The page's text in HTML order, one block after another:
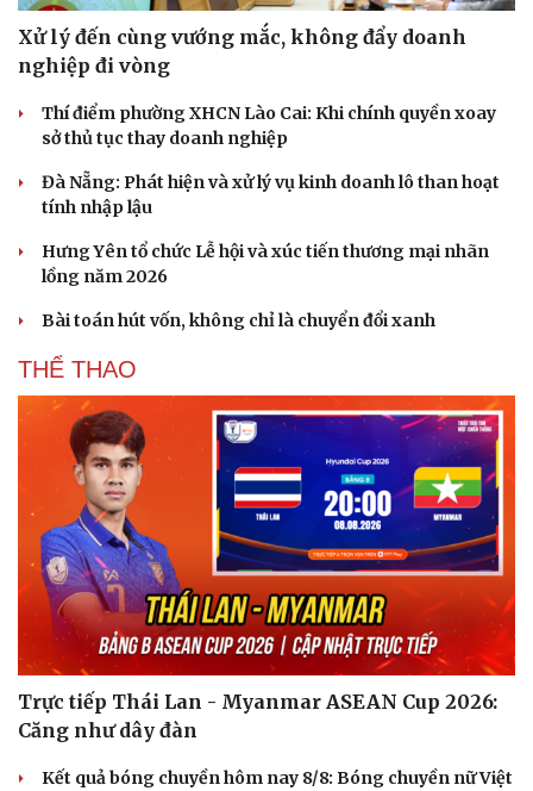
Xử lý đến cùng vướng mắc, không đẩy doanh
nghiệp đi vòng
Thí điểm phường XHCN Lào Cai: Khi chính quyền xoay
sở thủ tục thay doanh nghiệp
Đà Nẵng: Phát hiện và xử lý vụ kinh doanh lô than hoạt
tính nhập lậu
Hưng Yên tổ chức Lễ hội và xúc tiến thương mại nhãn
lồng năm 2026
Bài toán hút vốn, không chỉ là chuyển đổi xanh
THỂ THAO
Trực tiếp Thái Lan - Myanmar ASEAN Cup 2026:
Căng như dây đàn
Kết quả bóng chuyền hôm nay 8/8: Bóng chuyền nữ Việt